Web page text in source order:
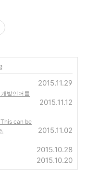
2015.11.29
발언어를
2015.11.12
can be
2015.11.02
2015.10.28
2015.10.20